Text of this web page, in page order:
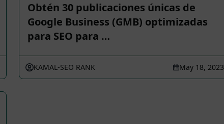
Obtén 30 publicaciones únicas de
Google Business (GMB) optimizadas
para SEO para …
KAMAL-SEO RANK May 18, 2023